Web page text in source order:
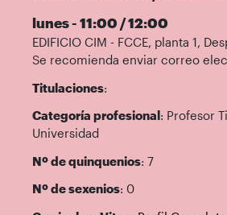
lunes - 11:00 / 12:00
EDIFICIO CIM - FCCE, planta 1,
Se recomienda enviar correo
Titulaciones:
Categoría profesional: Profesor
Universidad
Nº de quinquenios: 7
Nº de sexenios: 0